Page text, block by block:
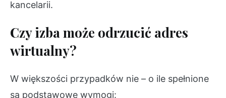
kancelarii.
Czy izba może odrzucić adres
wirtualny?
W większości przypadków nie – o ile spełnione
są podstawowe wymogi: